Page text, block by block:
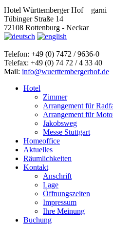
Hotel Württemberger Hof
garni
Tübinger Straße 14
72108 Rottenburg - Neckar
Telefon: +49 (0) 7472 / 9636-0
Telefax: +49 (0) 74 72 / 4 33 40
Mail: info@wuerttembergerhof.de
Hotel
Zimmer
Arrangement für
Arrangement für
Jakobsweg
Messe Stuttgart
Homeoffice
Aktuelles
Räumlichkeiten
Kontakt
Anschrift
Lage
Öffnungszeiten
Impressum
Ihre Meinung
Buchung